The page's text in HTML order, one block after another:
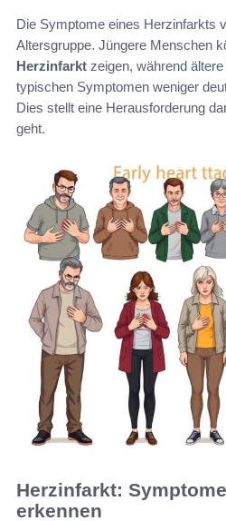
Die Symptome eines Herzinfarkts
Altersgruppe. Jüngere Menschen
Herzinfarkt zeigen, während
typischen Symptomen weniger
Dies stellt eine Herausforderung
geht.
Herzinfarkt:
erkennen